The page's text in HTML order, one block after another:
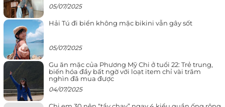
05/07/2025
Hải Tú đi biển không mặc bikini vẫn gây sốt
05/07/2025
Gu ăn mặc của Phương Mỹ Chi ở tuổi 22: Trẻ trung,
biến hóa đầy bất ngờ với loạt item chỉ vài trăm
nghìn đã mua được
04/07/2025